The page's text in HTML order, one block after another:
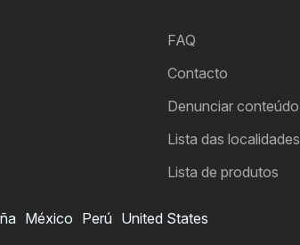
FAQ
Contacto
Denunciar conteúdo
Lista das localidades
Lista de produtos
México Perú United States